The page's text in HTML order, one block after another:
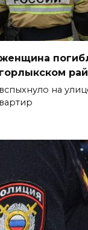
арены в
но не
14:04
на